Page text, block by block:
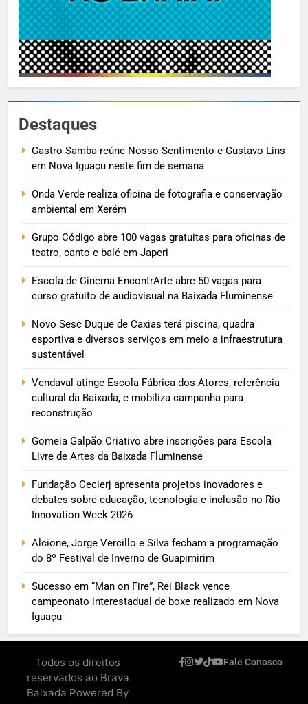
Destaques
Gastro Samba reúne Nosso Sentimento e Gustavo Lins
em Nova Iguaçu neste fim de semana
Onda Verde realiza oficina de fotografia e conservação
ambiental em Xerém
Grupo Código abre 100 vagas gratuitas para oficinas de
teatro, canto e balé em Japeri
Escola de Cinema EncontrArte abre 50 vagas para
curso gratuito de audiovisual na Baixada Fluminense
Novo Sesc Duque de Caxias terá piscina, quadra
esportiva e diversos serviços em meio a infraestrutura
sustentável
Vendaval atinge Escola Fábrica dos Atores, referência
cultural da Baixada, e mobiliza campanha para
reconstrução
Gomeia Galpão Criativo abre inscrições para Escola
Livre de Artes da Baixada Fluminense
Fundação Cecierj apresenta projetos inovadores e
debates sobre educação, tecnologia e inclusão no Rio
Innovation Week 2026
Alcione, Jorge Vercillo e Silva fecham a programação
do 8º Festival de Inverno de Guapimirim
Sucesso em “Man on Fire”, Rei Black vence
campeonato interestadual de boxe realizado em Nova
Iguaçu
Todos os direitos
reservados ao Brava
Baixada Powered By
Fale Conosco